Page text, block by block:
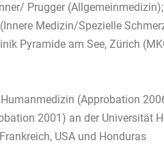
Prugger (Allgemeinmedizin);
Medizin/Spezielle
Pyramide am See, Zürich
(Approbation
2001) an der Universität
USA und Honduras